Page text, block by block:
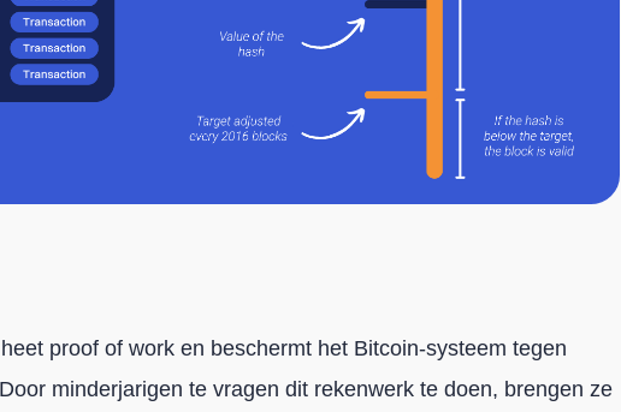
proof of work en beschermt het Bitcoin-systeem tegen
minderjarigen te vragen dit rekenwerk te doen, brengen ze